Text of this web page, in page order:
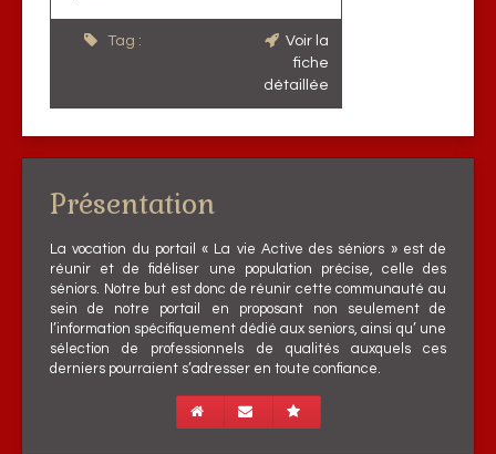
Tag :
Voir la
fiche
détaillée
Présentation
La vocation du portail « La vie Active des séniors » est de
réunir et de fidéliser une population précise, celle des
séniors. Notre but est donc de réunir cette communauté au
sein de notre portail en proposant non seulement de
l’information spécifiquement dédié aux seniors, ainsi qu’ une
sélection de professionnels de qualités auxquels ces
derniers pourraient s’adresser en toute confiance.